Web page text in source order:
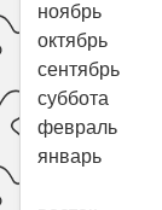
ноябрь
октябрь
сентябрь
суббота
февраль
январь